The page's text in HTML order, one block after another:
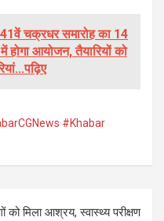
चक्रधर समारोह का 14
होगा आयोजन, तैयारियों को
#Khabar
को मिला आश्रय, स्वास्थ्य परीक्षण